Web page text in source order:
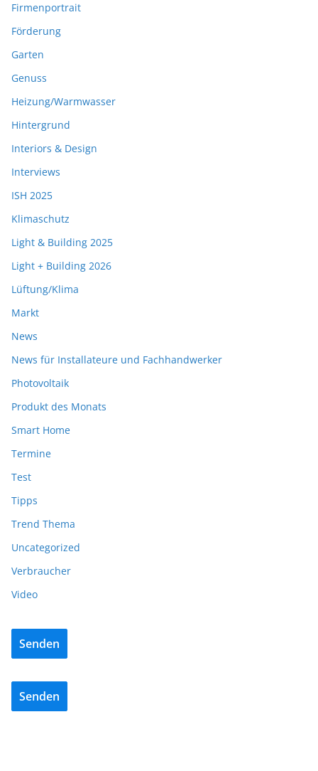
Firmenportrait
Förderung
Garten
Genuss
Heizung/Warmwasser
Hintergrund
Interiors & Design
Interviews
ISH 2025
Klimaschutz
Light & Building 2025
Light + Building 2026
Lüftung/Klima
Markt
News
News für Installateure und Fachhandwerker
Photovoltaik
Produkt des Monats
Smart Home
Termine
Test
Tipps
Trend Thema
Uncategorized
Verbraucher
Video
Senden
Senden